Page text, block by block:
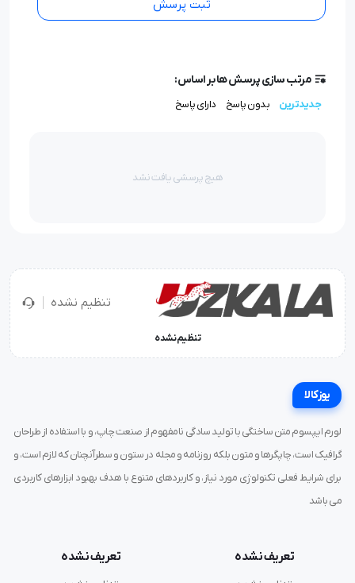
در برابر مواد نفتی، روغنی و انواع شوینده های صنعتی
در فصول سرد سال، داخل سردخانه ها و … قابل استفاده
می باشد.
صنعتی دارای کاربرد می باشد.
ضد حساسیت است و دارای عمر طولانی می باشد.
راحت، سبک می باشد و دارای چنگش عالی است.
ثبت پرسش
مرتب سازی پرسش ها بر اساس:
جدیدترین بدون پاسخ دارای پاسخ
هیچ پرسشی یافت نشد
تنظیم نشده
تنظیم نشده
یوزکالا
لورم ایپسوم متن ساختگی با تولید سادگی نامفهوم از صنعت چاپ، و با استفاده از طراحان
گرافیک است، چاپگرها و متون بلکه روزنامه و مجله در ستون و سطرآنچنان که لازم است، و
برای شرایط فعلی تکنولوژی مورد نیاز، و کاربردهای متنوع با هدف بهبود ابزارهای کاربردی
می باشد
تعریف نشده
تعریف نشده